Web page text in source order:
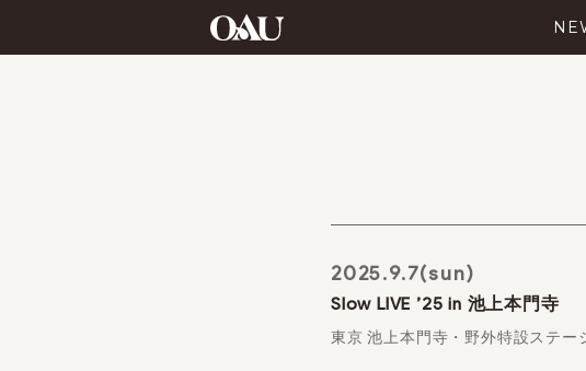
2025.9.7(sun)
Slow LIVE ’25 in 池上本門寺
東京 池上本門寺・野外特設ステー